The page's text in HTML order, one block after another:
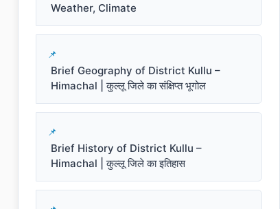
Weather, Climate
Brief Geography of District Kullu –
Himachal | कुल्लू जिले का संक्षिप्त भूगोल
Brief History of District Kullu –
Himachal | कुल्लू जिले का इतिहास